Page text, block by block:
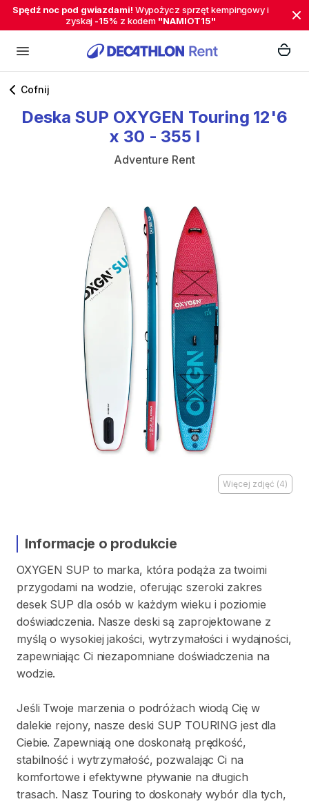
Spędź noc pod gwiazdami! Wypożycz sprzęt kempingowy i
zyskaj -15% z kodem "NAMIOT15"
Cofnij
Deska SUP OXYGEN Touring 12'6
x 30 - 355 l
Adventure Rent
Więcej zdjęć (4)
Informacje o produkcie
OXYGEN SUP to marka​,​ która podąża za twoimi
przygodami na wodzie​,​ oferując szeroki zakres
desek SUP dla osób w każdym wieku i poziomie
doświadczenia. Nasze deski są zaprojektowane z
myślą o wysokiej jakości​,​ wytrzymałości i wydajności​,​
zapewniając Ci niezapomniane doświadczenia na
wodzie.
Jeśli Twoje marzenia o podróżach wiodą Cię w
dalekie rejony​,​ nasze deski SUP TOURING jest dla
Ciebie. Zapewniają one doskonałą prędkość​,​
stabilność i wytrzymałość​,​ pozwalając Ci na
komfortowe i efektywne pływanie na długich
trasach. Nasz Touring to doskonały wybór dla tych​,​